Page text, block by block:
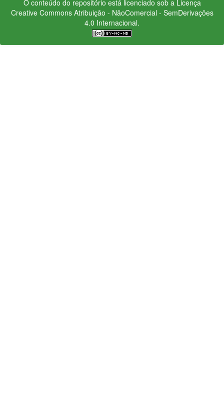
O conteúdo do repositório está licenciado sob a Licença
Creative CommonsAtribuição - NãoComercial - SemDerivações
4.0 Internacional.